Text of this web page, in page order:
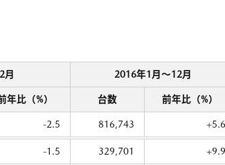
月 2016年1月〜12月
年比（%） 台数 前年比（%）
-2.5 816,743 +5.6
-1.5 329,701 +9.9